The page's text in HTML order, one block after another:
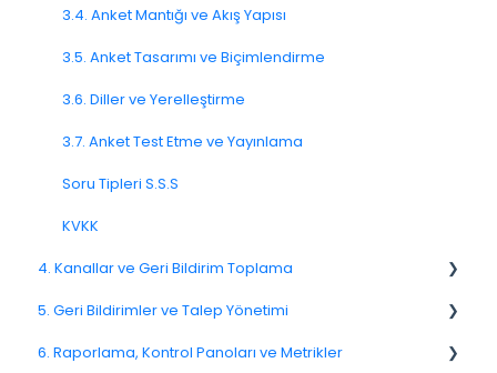
2.5. Erişim Politikaları
2.6. Bildirimler ve Kullanıcı Tercihleri
3.4. Anket Mantığı ve Akış Yapısı
3.5. Anket Tasarımı ve Biçimlendirme
3.6. Diller ve Yerelleştirme
3.7. Anket Test Etme ve Yayınlama
Soru Tipleri S.S.S
KVKK
4. Kanallar ve Geri Bildirim Toplama
4.1. Kanallara Genel Bakış
4.2. E-posta Anketleri
5. Geri Bildirimler ve Talep Yönetimi
Spam
6. Raporlama, Kontrol Panoları ve Metrikler